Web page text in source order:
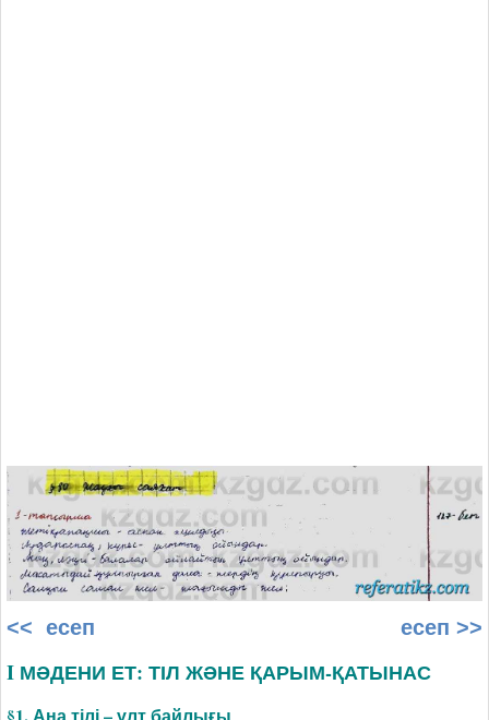
<< есеп есеп >>
I МӘДЕНИ ЕТ: ТІЛ ЖӘНЕ ҚАРЫМ-ҚАТЫНАС